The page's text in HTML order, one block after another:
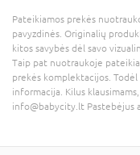
Pateikiamos prekės
pavyzdinės. Originalių
kitos savybės dėl savo
Taip pat nuotraukoje
prekės komplektacijos.
informacija. Kilus
info@babycity.lt Pastebėjus